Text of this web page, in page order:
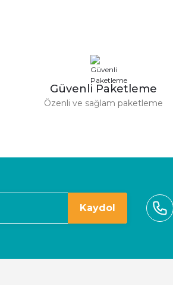
Güvenli Paketleme
Özenli ve sağlam paketleme
Kaydol